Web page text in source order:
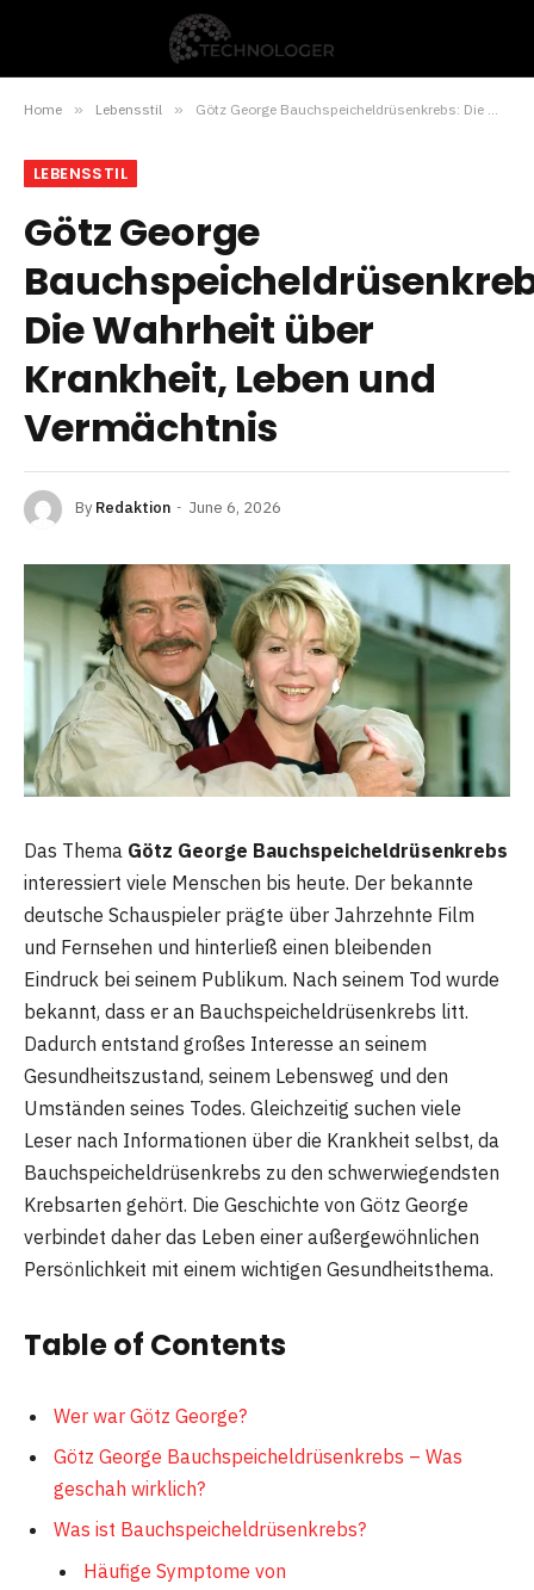
Home » Lebensstil » Götz George Bauchspeicheldrüsenkrebs: Die Wahrheit über Krankheit, Leben und Vermächtnis
LEBENSSTIL
Götz George
Die Wahrheit über
Krankheit, Leben und
Vermächtnis
By Redaktion June 6, 2026
Das Thema Götz George Bauchspeicheldrüsenkrebs
interessiert viele Menschen bis heute. Der bekannte
deutsche Schauspieler prägte über Jahrzehnte Film
und Fernsehen und hinterließ einen bleibenden
Eindruck bei seinem Publikum. Nach seinem Tod wurde
bekannt, dass er an Bauchspeicheldrüsenkrebs litt.
Dadurch entstand großes Interesse an seinem
Gesundheitszustand, seinem Lebensweg und den
Umständen seines Todes. Gleichzeitig suchen viele
Leser nach Informationen über die Krankheit selbst, da
Bauchspeicheldrüsenkrebs zu den schwerwiegendsten
Krebsarten gehört. Die Geschichte von Götz George
verbindet daher das Leben einer außergewöhnlichen
Persönlichkeit mit einem wichtigen Gesundheitsthema.
Table of Contents
Wer war Götz George?
Götz George Bauchspeicheldrüsenkrebs – Was
geschah wirklich?
Was ist Bauchspeicheldrüsenkrebs?
Häufige Symptome von